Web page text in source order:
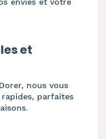
et
nous vous
parfaites